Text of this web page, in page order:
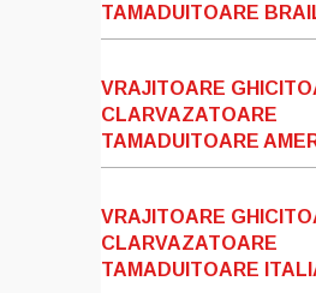
TAMADUITOARE
VRAJITOARE
CLARVAZATOARE
TAMADUITOARE
VRAJITOARE
CLARVAZATOARE
TAMADUITOARE